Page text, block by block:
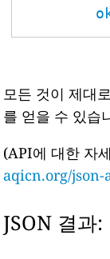
모든 것이 제대
를 얻을 수 있습
(API에 대한 자
aqicn.org/json-
JSON 결과: